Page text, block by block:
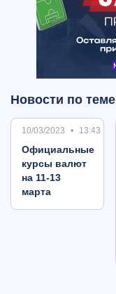
Новости по теме
10/03/2023 13:43
Oфициальные
курсы валют
на 11-13
марта